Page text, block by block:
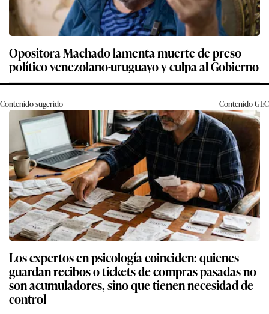
Opositora Machado lamenta muerte de preso
político venezolano-uruguayo y culpa al Gobierno
Contenido sugerido ContenidoGEC
Los expertos en psicología coinciden: quienes
guardan recibos o tickets de compras pasadas no
son acumuladores, sino que tienen necesidad de
control